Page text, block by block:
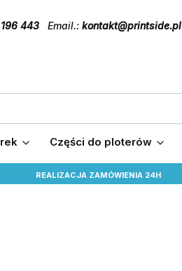
443 Email.:kontakt@printside.pl
Części do ploterów
REALIZACJA ZAMÓWIENIA 24H